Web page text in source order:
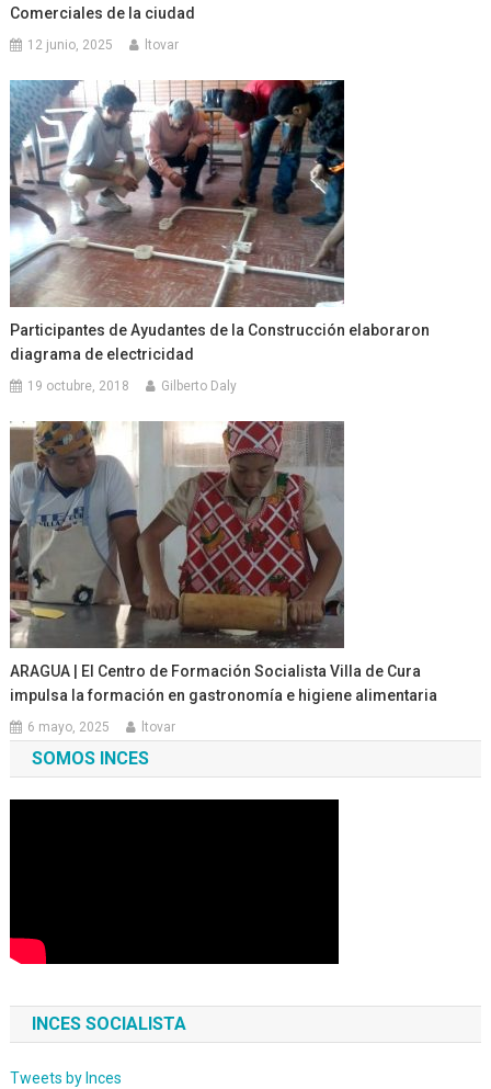
Comerciales de la ciudad
12 junio, 2025 ltovar
Participantes de Ayudantes de la Construcción elaboraron
diagrama de electricidad
19 octubre, 2018 Gilberto Daly
ARAGUA | El Centro de Formación Socialista Villa de Cura
impulsa la formación en gastronomía e higiene alimentaria
6 mayo, 2025 ltovar
SOMOS INCES
INCES SOCIALISTA
Tweets by Inces